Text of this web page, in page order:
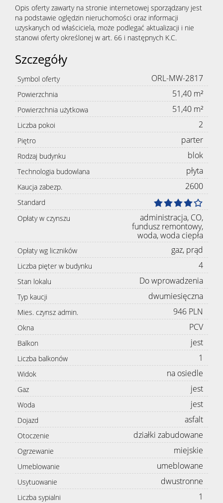
Opis oferty zawarty na stronie internetowej sporządzany jest
na podstawie oględzin nieruchomości oraz informacji
uzyskanych od właściciela, może podlegać aktualizacji i nie
stanowi oferty określonej w art. 66 i następnych K.C.
Szczegóły
Symbol oferty ORL-MW-2817
Powierzchnia 51,40 m²
Powierzchnia użytkowa 51,40 m²
Liczba pokoi 2
Piętro parter
Rodzaj budynku blok
Technologia budowlana płyta
Kaucja zabezp. 2600
Standard
Opłaty w czynszu
administracja, CO,
fundusz remontowy,
woda, woda ciepła
Opłaty wg liczników gaz, prąd
Liczba pięter w budynku 4
Stan lokalu Do wprowadzenia
Typ kaucji dwumiesięczna
Mies. czynsz admin. 946 PLN
Okna PCV
Balkon jest
Liczba balkonów 1
Widok na osiedle
Gaz jest
Woda jest
Dojazd asfalt
Otoczenie działki zabudowane
Ogrzewanie miejskie
Umeblowanie umeblowane
Usytuowanie dwustronne
Liczba sypialni 1